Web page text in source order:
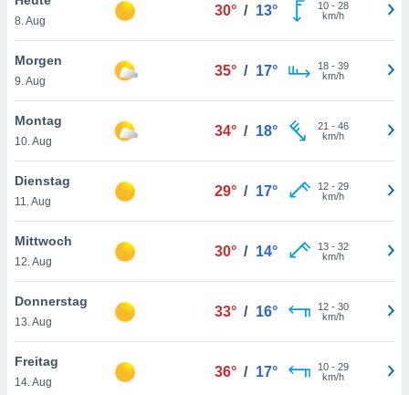
oder
Partner
es uns
das
der
Profil zu
Ihnen
finden
. Sie
jederzeit
Rand
8. Aug
30° / 13° 10- 28
km/h
Morgen
9. Aug
35° / 17° 18- 39
km/h
Montag
10. Aug
34° / 18° 21 - 46
km/h
Dienstag
11. Aug
29° / 17° 12- 29
km/h
Mittwoch
12. Aug
30° / 14° 13- 32
km/h
Donnerstag
13. Aug
33° / 16° 12- 30
km/h
Freitag
14. Aug
36° / 17° 10- 29
km/h